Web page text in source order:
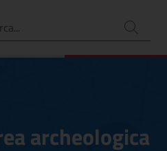
archeologica